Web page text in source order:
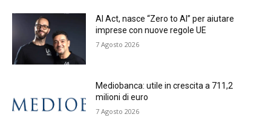
AI Act, nasce “Zero to AI” per aiutare
imprese con nuove regole UE
7 Agosto 2026
Mediobanca: utile in crescita a 711,2
milioni di euro
7 Agosto 2026